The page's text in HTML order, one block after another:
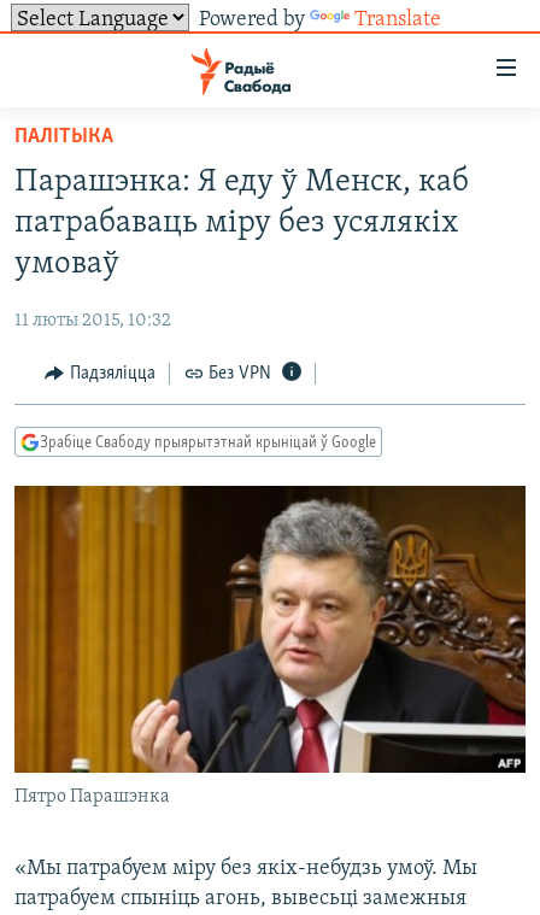
Powered by Translate
ўнівэрсальнага
доступу
Перайсьці
да
галоўнага
зьместу
Перайсьці
да
навігацыі
Перайсьці
да
УСЕ НАВІНЫ
ВІДЭА І ФОТА
ЭКАНОМІКА
ПАЛІТВЯЗЬНІ
ТОЛЬКІ НА СВАБОДЗЕ
ГІСТОРЫЯ НА СВАБОДЗЕ
ПАДКАСТЫ
PREMIUM
СУВЯЗЬ
ПАДЗЯЛІЦЦА ІНФАРМАЦЫЯЙ
ПАДКАСТЫ
Усе сайты РС/РСЭ
ПАЛІТЫКА
Парашэнка: Я еду ў Менск, каб
патрабаваць міру без усялякіх
умоваў
11 люты 2015, 10:32
Падзяліцца Без VPN
Зрабіце Свабоду прыярытэтнай крыніцай ў Google
Пятро Парашэнка
«Мы патрабуем міру без якіх-небудзь умоў. Мы
патрабуем спыніць агонь, вывесьці замежныя